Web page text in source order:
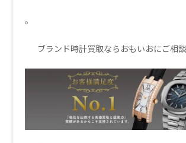
。
ブランド時計買取ならおもいおにご相